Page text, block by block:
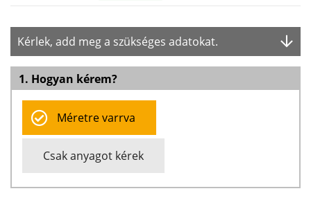
Kérlek, add meg a szükséges adatokat.
1. Hogyan kérem?
Méretre varrva
Csak anyagot kérek